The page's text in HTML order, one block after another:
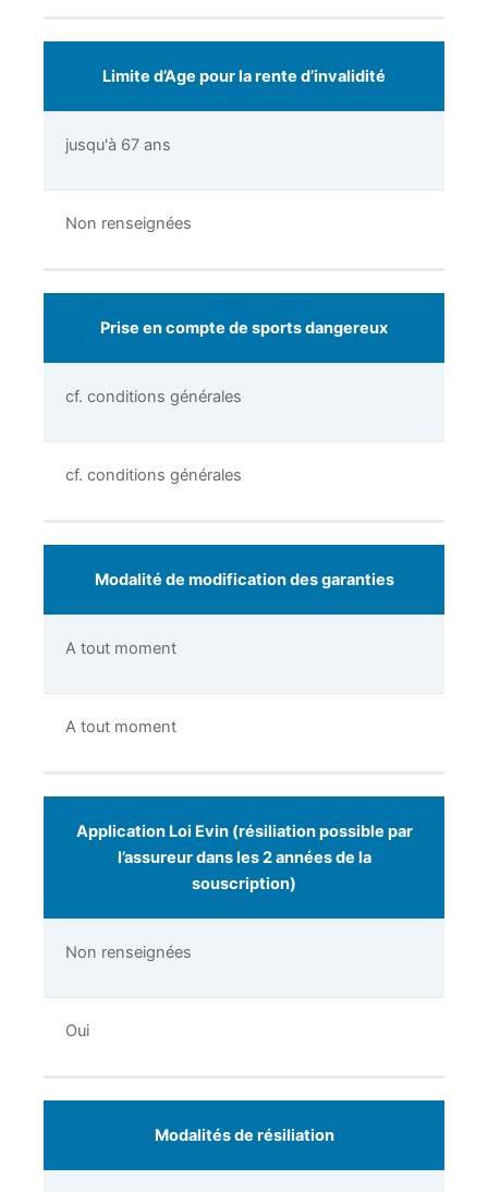
Limite d’Age pour la rente d’invalidité
jusqu'à 67 ans
Non renseignées
Prise en compte de sports dangereux
cf. conditions générales
cf. conditions générales
Modalité de modification des garanties
A tout moment
A tout moment
Application Loi Evin (résiliation possible par
l’assureur dans les 2 années de la
souscription)
Non renseignées
Oui
Modalités de résiliation